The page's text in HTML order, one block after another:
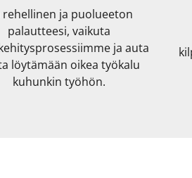
rehellinen ja puolueeton
palautteesi, vaikuta
ja auta
löytämään oikea työkalu
kuhunkin työhön.